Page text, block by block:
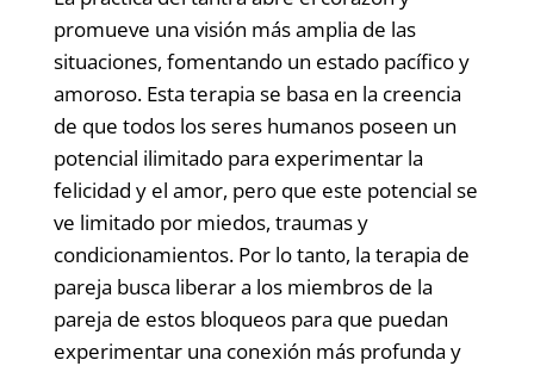
promueve una visión más amplia de las
situaciones, fomentando un estado pacífico y
amoroso. Esta terapia se basa en la creencia
de que todos los seres humanos poseen un
potencial ilimitado para experimentar la
felicidad y el amor, pero que este potencial se
ve limitado por miedos, traumas y
condicionamientos. Por lo tanto, la terapia de
pareja busca liberar a los miembros de la
pareja de estos bloqueos para que puedan
experimentar una conexión más profunda y